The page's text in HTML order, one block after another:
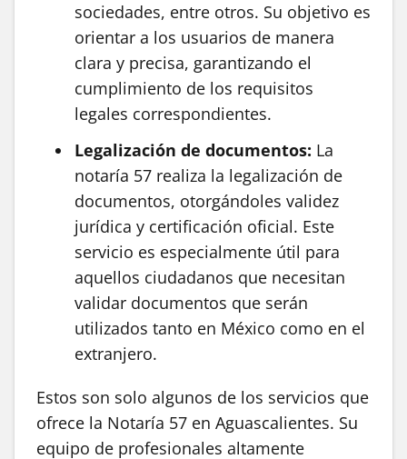
sociedades, entre otros. Su objetivo es
orientar a los usuarios de manera
clara y precisa, garantizando el
cumplimiento de los requisitos
legales correspondientes.
Legalización de documentos: La
notaría 57 realiza la legalización de
documentos, otorgándoles validez
jurídica y certificación oficial. Este
servicio es especialmente útil para
aquellos ciudadanos que necesitan
validar documentos que serán
utilizados tanto en México como en el
extranjero.
Estos son solo algunos de los servicios que
ofrece la Notaría 57 en Aguascalientes. Su
equipo de profesionales altamente